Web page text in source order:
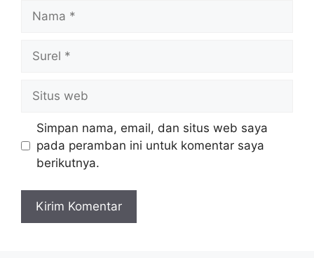
Nama
Surel
Situs
web
Simpan nama, email, dan situs web saya
pada peramban ini untuk komentar saya
berikutnya.